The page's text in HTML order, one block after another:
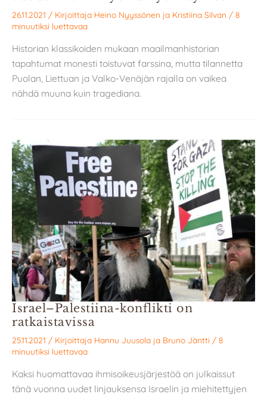
26.11.2021 / Kirjoittaja Heino Nyyssönen ja Kristiina Silvan / 8
minuutiksi luettavaa
Historian klassikoiden mukaan maailmanhistorian
tapahtumat monesti toistuvat farssina, mutta tilannetta
Puolan, Liettuan ja Valko-Venäjän rajalla on vaikea
nähdä muuna kuin tragediana.
Israel–Palestiina-konflikti on
ratkaistavissa
25.11.2021 / Kirjoittaja Hannu Juusola ja Bruno Jäntti / 8
minuutiksi luettavaa
Kaksi huomattavaa ihmisoikeusjärjestöä on julkaissut
tänä vuonna uudet linjauksensa Israelin ja miehitettyjen